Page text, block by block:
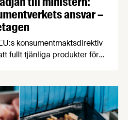
ansvar –
konsumentmaktsdirektiv
fullt tjänliga produkter för
begär nu att
ingriper.